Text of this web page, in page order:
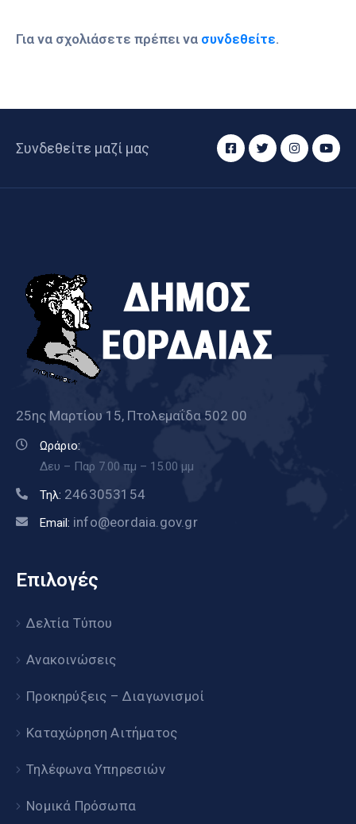
Για να σχολιάσετε πρέπει να συνδεθείτε.
Συνδεθείτε μαζί μας
25ης Μαρτίου 15, Πτολεμαΐδα 502 00
Ωράριο:
Δευ – Παρ 7.00 πμ – 15.00 μμ
Τηλ: 2463053154
Email: info@eordaia.gov.gr
Επιλογές
Δελτία Τύπου
Ανακοινώσεις
Προκηρύξεις – Διαγωνισμοί
Καταχώρηση Αιτήματος
Τηλέφωνα Υπηρεσιών
Νομικά Πρόσωπα